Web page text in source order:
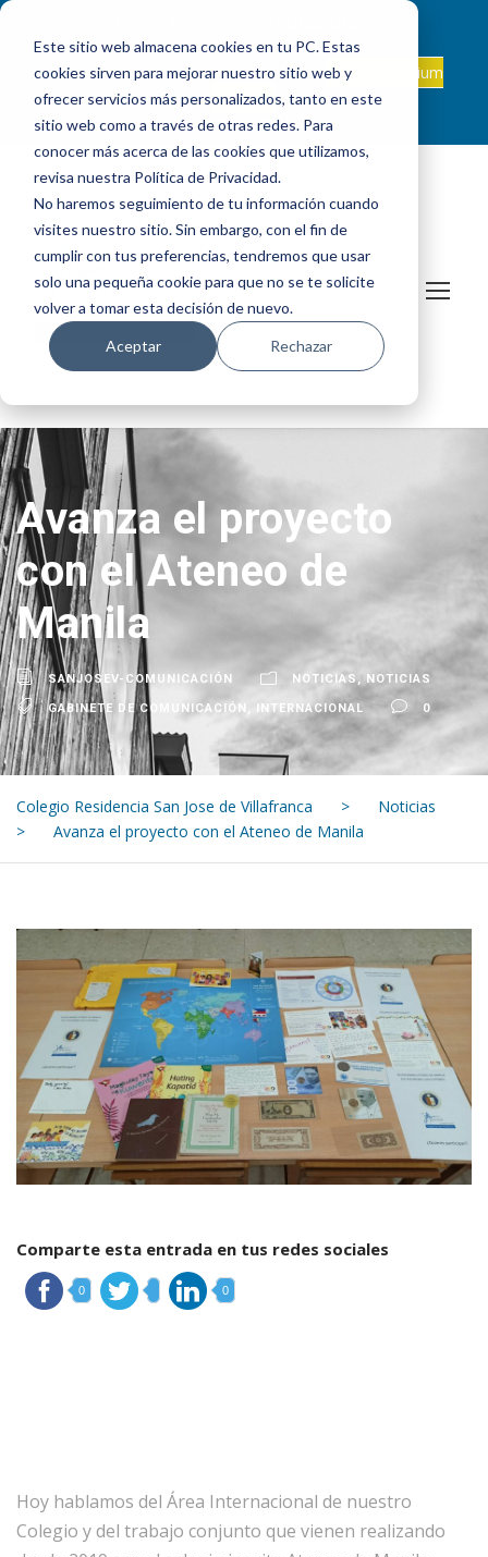
Este sitio web almacena cookies en tu PC. Estas
cookies sirven para mejorar nuestro sitio web y
ofrecer servicios más personalizados, tanto en este
sitio web como a través de otras redes. Para
conocer más acerca de las cookies que utilizamos,
revisa nuestra Política de Privacidad.
No haremos seguimiento de tu información cuando
visites nuestro sitio. Sin embargo, con el fin de
cumplir con tus preferencias, tendremos que usar
solo una pequeña cookie para que no se te solicite
volver a tomar esta decisión de nuevo.
Aceptar Rechazar
ES +34 924 524 001
sanjosevillafranca@fundacionloyola.es | Onda Collegium
Podcast
Avanza el proyecto
con el Ateneo de
Manila
SANJOSEV-COMUNICACIÓN NOTICIAS, NOTICIAS
GABINETE DE COMUNICACIÓN , INTERNACIONAL 0
Colegio Residencia San Jose de Villafranca >
Noticias
>
Avanza el proyecto con el Ateneo de Manila
Comparte esta entrada en tus redes sociales
0 0
Hoy hablamos del Área Internacional de nuestro
Colegio y del trabajo conjunto que vienen realizando